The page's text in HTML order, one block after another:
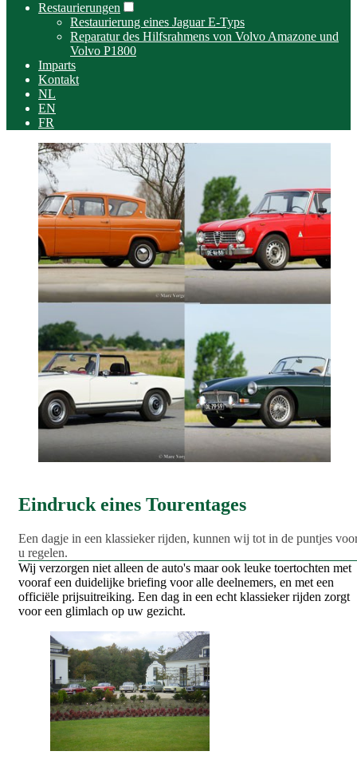
Restaurierungen
Restaurierung eines Jaguar E-Typs
Reparatur des Hilfsrahmens von Volvo Amazone und
Volvo P1800
Imparts
Kontakt
NL
EN
FR
Eindruck eines Tourentages
Een dagje in een klassieker rijden, kunnen wij tot in de puntjes
u regelen.
Wij verzorgen niet alleen de auto's maar ook leuke toertochten met
vooraf een duidelijke briefing voor alle deelnemers, en met een
officiële prijsuitreiking. Een dag in een echt klassieker rijden zorgt
voor een glimlach op uw gezicht.